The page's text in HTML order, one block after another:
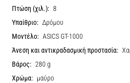
Πτώση (χιλ.): 8
Υπαίθριο: Δρόμου
Μοντέλο: ASICS GT-1000
Άνεση και αντικραδασμική προστασία:
Βάρος: 280 g
Χρώμα: μαύρο